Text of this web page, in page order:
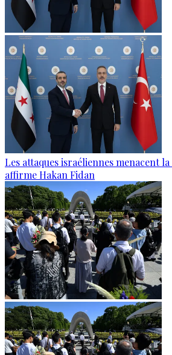
Les attaques israéliennes menacent
affirme Hakan Fidan